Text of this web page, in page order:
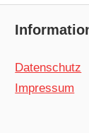
Datenschutz
Impressum